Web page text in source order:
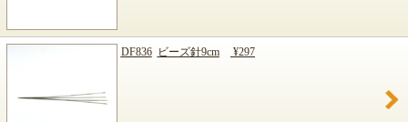
DF836 ビーズ針9cm ¥297